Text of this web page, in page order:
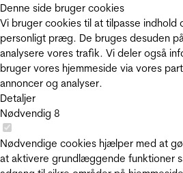
Denne side bruger cookies
Vi bruger cookies til at tilpasse
personligt præg. De bruges desuden
analysere vores trafik. Vi deler også
bruger vores hjemmeside via vores
annoncer og analyser.
Detaljer
Nødvendig 8
Nødvendige cookies hjælper med at
at aktivere grundlæggende funktioner